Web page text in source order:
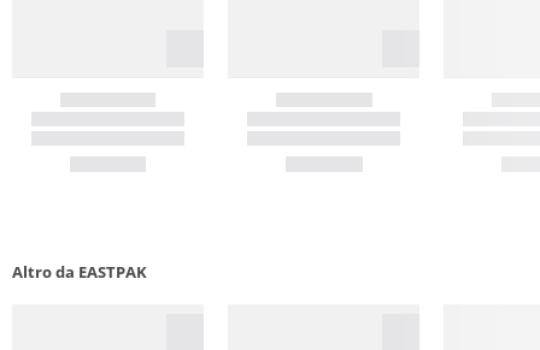
Altro da EASTPAK